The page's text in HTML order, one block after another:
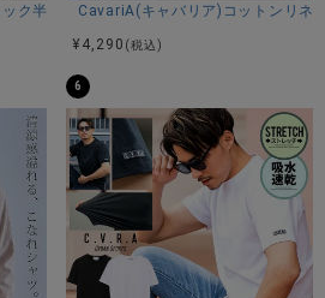
ドグレー/ブラック/ネイビー
－なし 生地の厚み－普通 裏地
人的な感想になります。お客様に
合がございますので、あくまでもご
。
ク半袖Tシャツ/全4色
CavariA(キャバリア)コットンリネ
¥ 4,290 (税込)
6